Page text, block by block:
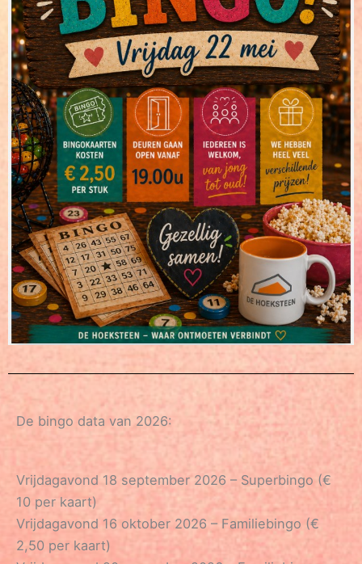
De bingo data van 2026:
Vrijdagavond 18 september 2026 – Superbingo (€
10 per kaart)
Vrijdagavond 16 oktober 2026 – Familiebingo (€
2,50 per kaart)